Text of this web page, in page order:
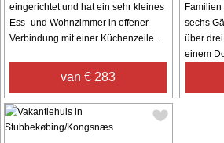
eingerichtet und hat ein sehr kleines
Ess- und Wohnzimmer in offener
Verbindung mit einer Küchenzeile ...
van € 283
Familien
sechs
über
einem